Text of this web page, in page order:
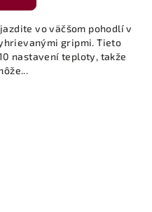
vo väčšom pohodlí v
gripmi. Tieto
nastavení teploty, takže